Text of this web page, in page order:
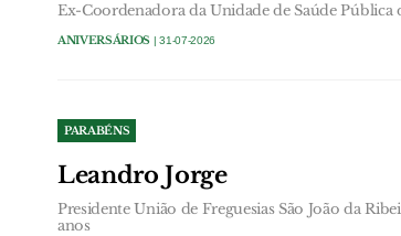
Ex-Coordenadora da Unidade de Saúde Pública
ANIVERSÁRIOS | 31-07-2026
PARABÉNS
Leandro Jorge
Presidente União de Freguesias São João da
anos